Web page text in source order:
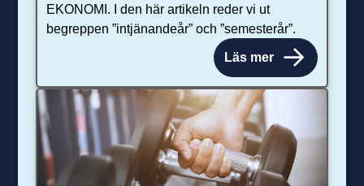
EKONOMI. I den här artikeln reder vi ut
begreppen ”intjänandeår” och ”semesterår”.
Läs mer